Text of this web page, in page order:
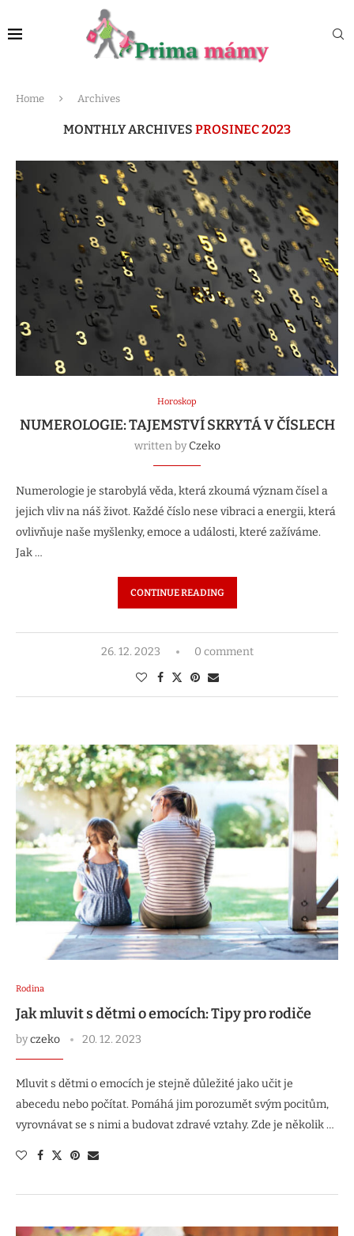
Home Archives
MONTHLY ARCHIVES PROSINEC 2023
Horoskop
NUMEROLOGIE: TAJEMSTVÍ SKRYTÁ V ČÍSLECH
written byCzeko
Numerologie je starobylá věda, která zkoumá význam čísel a
jejich vliv na náš život. Každé číslo nese vibraci a energii, která
ovlivňuje naše myšlenky, emoce a události, které zažíváme.
Jak …
CONTINUE READING
26. 12. 2023 0 comment
Rodina
Jak mluvit s dětmi o emocích: Tipy pro rodiče
byczeko 20. 12. 2023
Mluvit s dětmi o emocích je stejně důležité jako učit je
abecedu nebo počítat. Pomáhá jim porozumět svým pocitům,
vyrovnávat se s nimi a budovat zdravé vztahy. Zde je několik …